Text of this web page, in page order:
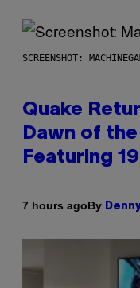
SCREENSHOT:
Quake
Dawn of
Featuring
7 hours agoBy